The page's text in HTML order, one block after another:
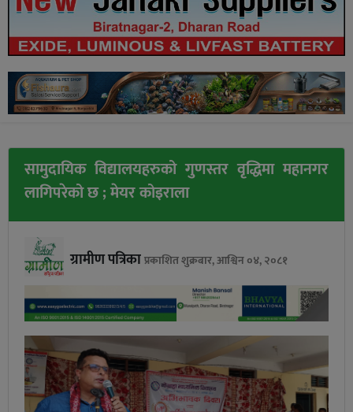
सामुदायिक विद्यालयहरुको गुणस्तर वृद्धिमा महानगर
लागिपरेको छ ; मेयर कोइराला
ग्रामीण पत्रिकाप्रकाशित शुक्रबार, आश्विन ०४, २०८१